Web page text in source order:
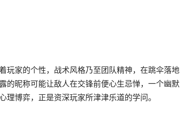
玩家的个性，战术风格乃至团队精神，在跳伞落地
的昵称可能让敌人在交锋前便心生忌惮，一个幽默
博弈，正是资深玩家所津津乐道的学问。